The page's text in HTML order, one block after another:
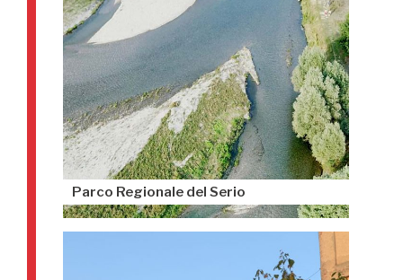
Parco Regionale del Serio